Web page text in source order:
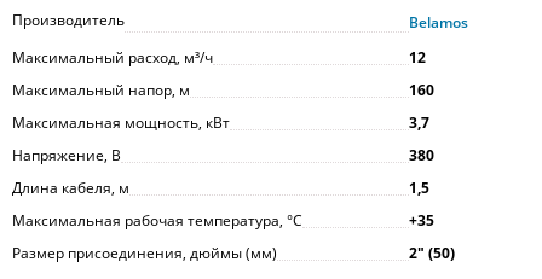
Производитель
Belamos
Максимальный расход, м³/ч
12
Максимальный напор, м
160
Максимальная мощность, кВт
3,7
Напряжение, В
380
Длина кабеля, м
1,5
Максимальная рабочая температура, °С
+35
Размер присоединения, дюймы (мм)
2ʺ (50)